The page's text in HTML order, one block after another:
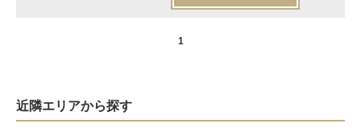
1
近隣エリアから探す